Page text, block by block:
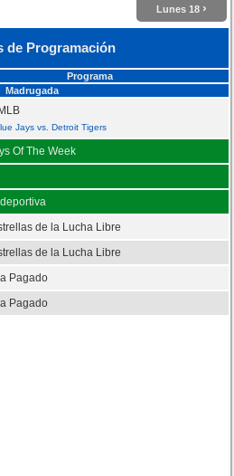
Lunes 18 ›
de Programación
Programa
Madrugada
Jays vs. Detroit Tigers
Of The Week
de la Lucha Libre
de la Lucha Libre
Pagado
Pagado